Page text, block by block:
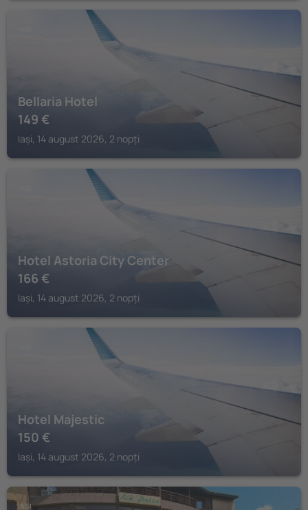
Bellaria Hotel
149 €
Iași, 14 august 2026, 2 nopți
Hotel Astoria City Center
166 €
Iași, 14 august 2026, 2 nopți
Hotel Majestic
150 €
Iași, 14 august 2026, 2 nopți
IAȘI